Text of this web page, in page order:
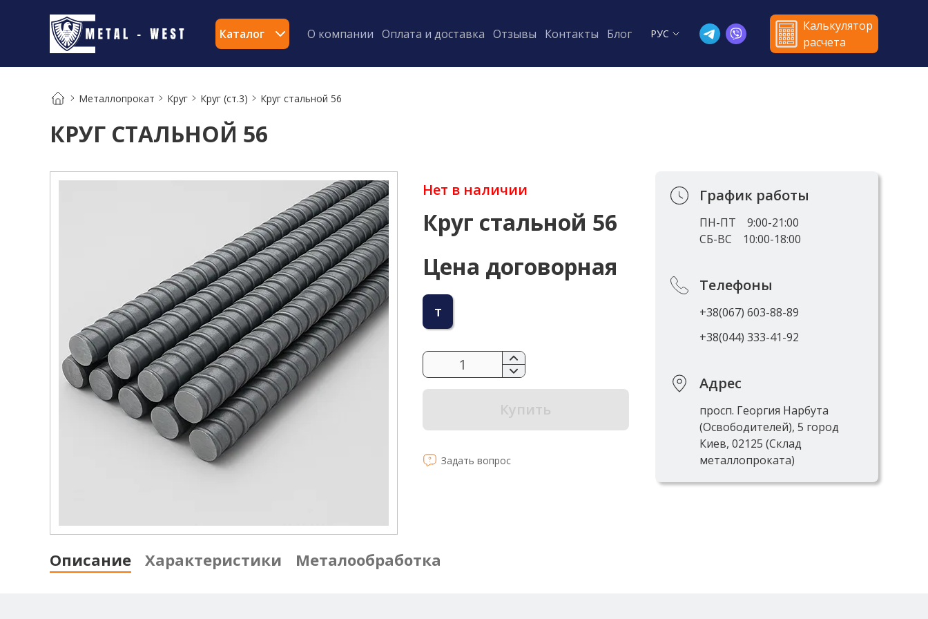
Каталог О компании Оплата и доставка Отзывы Контакты Блог РУС
Калькулятор
расчета
Металлопрокат Круг Круг (ст.3) Круг стальной 56
КРУГ СТАЛЬНОЙ 56
Нет в наличии
Круг стальной 56
Цена договорная
т
Купить
Задать вопрос
График работы
ПН-ПТ
9:00-21:00
СБ-ВС
10:00-18:00
Телефоны
+38(067) 603-88-89
+38(044) 333-41-92
Адрес
просп. Георгия Нарбута
(Освободителей), 5 город
Киев, 02125 (Склад
металлопроката)
Описание Характеристики Металообработка